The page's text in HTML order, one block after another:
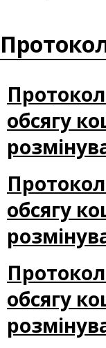
обсягу
обсягу
обсягу